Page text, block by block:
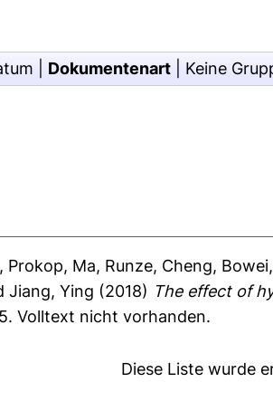
Dokumentenart| Keine
Prokop, Ma, Runze, Cheng, Bowei,
Jiang, Ying (2018) The effect of
Volltext nicht vorhanden.
Diese Liste wurde